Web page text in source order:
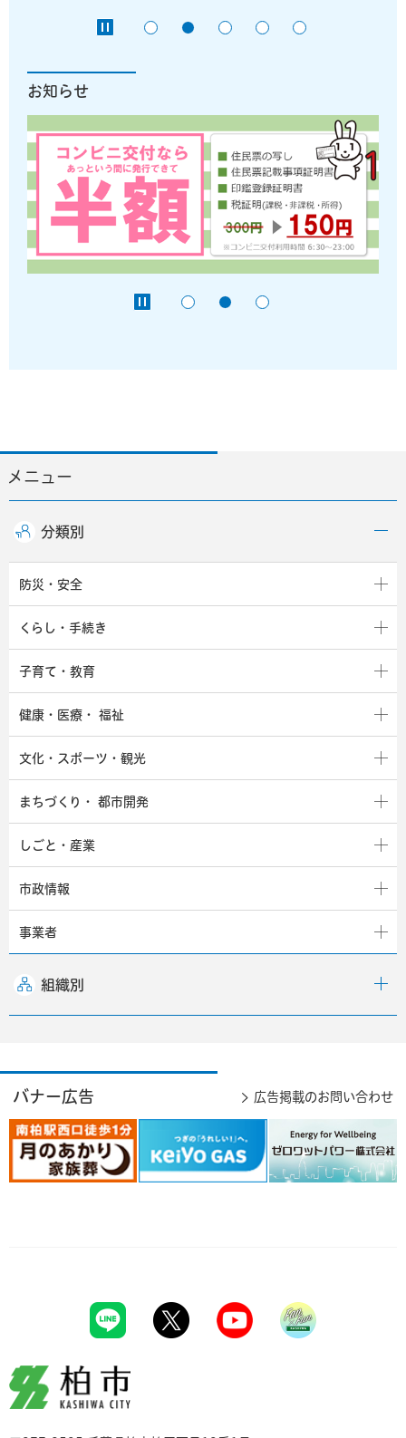
お知らせ
メニュー
分類別
防災・安全
くらし・手続き
子育て・教育
健康・医療・ 福祉
文化・スポーツ・観光
まちづくり・ 都市開発
しごと・産業
市政情報
事業者
組織別
バナー広告 広告掲載のお問い合わせ
柏市